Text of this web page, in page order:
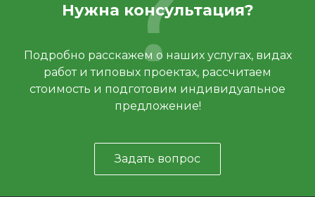
Нужна консультация?
Подробно расскажем о наших услугах, видах
работ и типовых проектах, рассчитаем
стоимость и подготовим индивидуальное
предложение!
Задать вопрос